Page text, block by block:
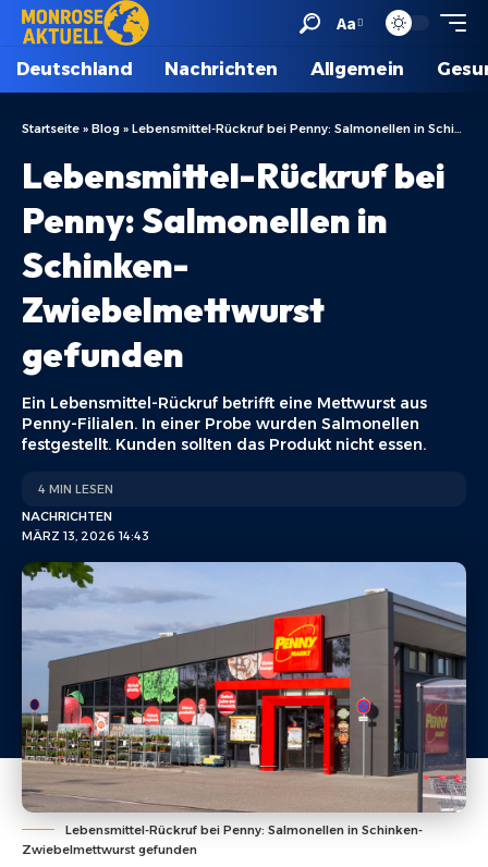
Aa
Deutschland Nachrichten Allgemein
Startseite » Blog » Lebensmittel-Rückruf bei Penny: Salmonellen in Schinken-Zwiebelmettwurst gefunden
Lebensmittel-Rückruf bei
Penny: Salmonellen in
Schinken-
Zwiebelmettwurst
gefunden
Ein Lebensmittel-Rückruf betrifft eine Mettwurst aus
Penny-Filialen. In einer Probe wurden Salmonellen
festgestellt. Kunden sollten das Produkt nicht essen.
MÄRZ 13, 2026 14:43
NACHRICHTEN
4 MIN LESEN
Lebensmittel-Rückruf bei Penny: Salmonellen in Schinken-
Zwiebelmettwurst gefunden